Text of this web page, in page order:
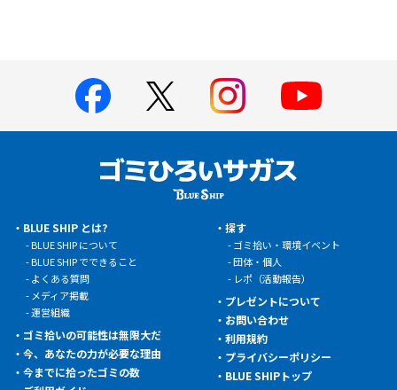
BLUE SHIP とは?
BLUE SHIP について
BLUE SHIP でできること
よくある質問
メディア掲載
運営組織
ゴミ拾いの可能性は無限大だ
今、あなたの力が必要な理由
今までに拾ったゴミの数
探す
ゴミ拾い・環境イベント
団体・個人
レポ（活動報告）
プレゼントについて
お問い合わせ
利用規約
プライバシーポリシー
BLUE SHIPトップ